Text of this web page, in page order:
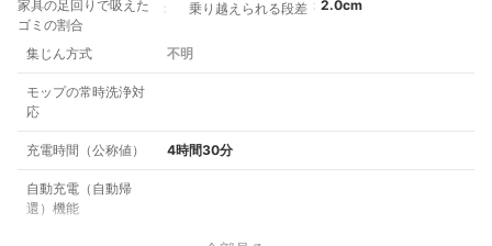
家具の足回りで吸えた
ゴミの割合
乗り越えられる段差 2.0cm
集じん方式 不明
モップの常時洗浄対
応
充電時間（公称値） 4時間30分
自動充電（自動帰
還）機能